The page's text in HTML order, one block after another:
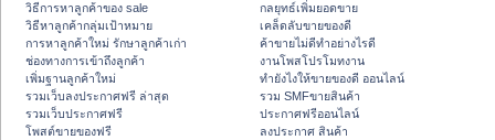
วิธีการหาลูกค้าของ sale
วิธีหาลูกค้ากลุ่มเป้าหมาย
การหาลูกค้าใหม่ รักษาลูกค้าเก่า
ช่องทางการเข้าถึงลูกค้า
เพิ่มฐานลูกค้าใหม่
รวมเว็บลงประกาศฟรี ล่าสุด
รวมเว็บประกาศฟรี
โพสต์ขายของฟรี
กลยุทธ์เพิ่มยอดขาย
เคล็ดลับขายของดี
ค้าขายไม่ดีทำอย่างไรดี
งานโพสโปรโมทงาน
ทํายังไงให้ขายของดี ออนไลน์
รวม SMFขายสินค้า
ประกาศฟรีออนไลน์
ลงประกาศ สินค้า